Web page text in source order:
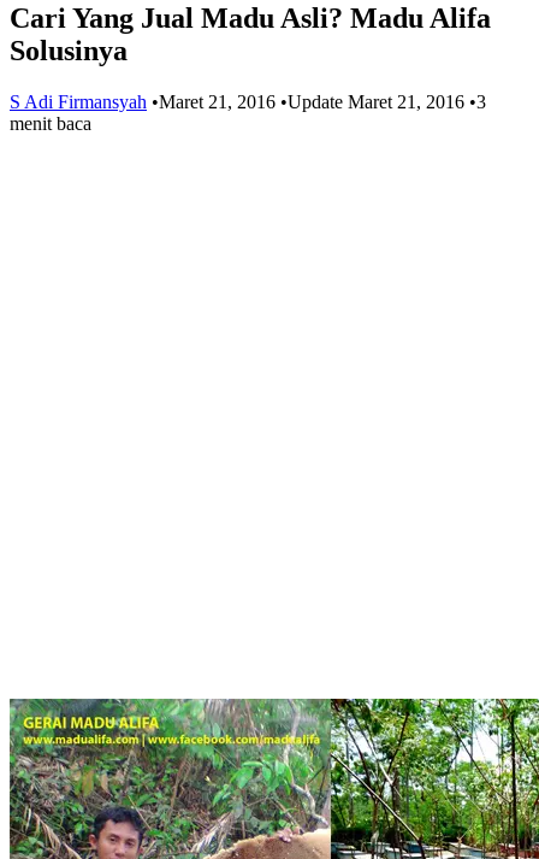
Cari Yang Jual Madu Asli? Madu Alifa
Solusinya
S Adi Firmansyah •Maret 21, 2016 •Update Maret 21, 2016 •3
menit baca